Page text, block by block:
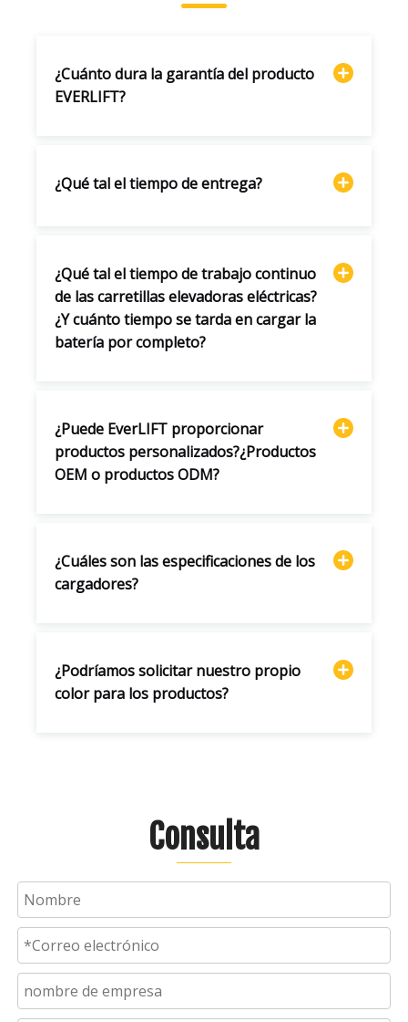
¿Cuánto dura la garantía del producto
EVERLIFT?
¿Qué tal el tiempo de entrega?
¿Qué tal el tiempo de trabajo continuo
de las carretillas elevadoras eléctricas?
¿Y cuánto tiempo se tarda en cargar la
batería por completo?
¿Puede EverLIFT proporcionar
productos personalizados?¿Productos
OEM o productos ODM?
¿Cuáles son las especificaciones de los
cargadores?
¿Podríamos solicitar nuestro propio
color para los productos?
Consulta